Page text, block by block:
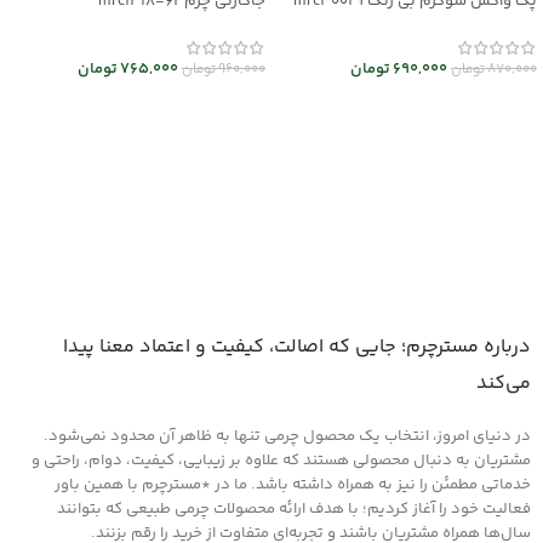
870,000تومان690,000 تومان
960,000تومان765,000تومان
درباره مسترچرم؛ جایی که اصالت، کیفیت و اعتماد معنا پیدا
می‌کند
در دنیای امروز، انتخاب یک محصول چرمی تنها به ظاهر آن محدود نمی‌شود.
مشتریان به دنبال محصولی هستند که علاوه بر زیبایی، کیفیت، دوام، راحتی و
خدماتی مطمئن را نیز به همراه داشته باشد. ما در *مسترچرم با همین باور
فعالیت خود را آغاز کردیم؛ با هدف ارائه محصولات چرمی طبیعی که بتوانند
سال‌ها همراه مشتریان باشند و تجربه‌ای متفاوت از خرید را رقم بزنند.